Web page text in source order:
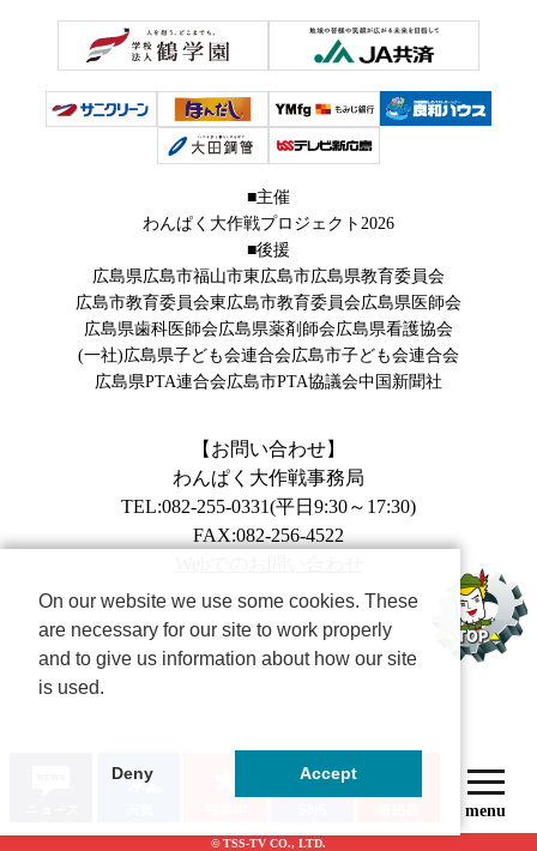
■主催
わんぱく大作戦プロジェクト2026
■後援
広島県広島市福山市東広島市広島県教育委員会
広島市教育委員会東広島市教育委員会広島県医師会
広島県歯科医師会広島県薬剤師会広島県看護協会
(一社)広島県子ども会連合会広島市子ども会連合会
広島県PTA連合会広島市PTA協議会中国新聞社
【お問い合わせ】
わんぱく大作戦事務局
TEL:082-255-0331(平日9:30～17:30)
FAX:082-256-4522
© TSS-TV CO., LTD.
On our website we use some cookies. These
are necessary for our site to work properly
and to give us information about how our site
is used.
Deny Accept